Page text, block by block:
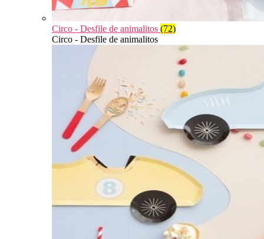
Circo - Desfile de animalitos (72)
Circo - Desfile de animalitos